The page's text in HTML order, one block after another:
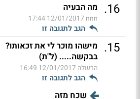
16
. מה הבעיה
nnn
12/01/2017 17:44
הגב לתגובה זו
15
. מישהו מוכר לי את זכאותו?
בבקשה..... (ל"ת)
הרשלה 12/01/2017 16:49
הגב לתגובה זו
שכח מזה